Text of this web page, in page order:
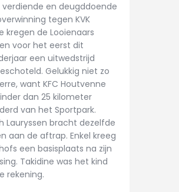
verdiende en deugddoende
tegen KVK
kregen de Looienaars
voor het eerst dit
een uitwedstrijd
Gelukkig niet zo
want KFC Houtvenne
dan 25 kilometer
van het Sportpark.
Lauryssen bracht dezelfde
aan de aftrap. Enkel kreeg
een basisplaats na zijn
Takidine was het kind
rekening.